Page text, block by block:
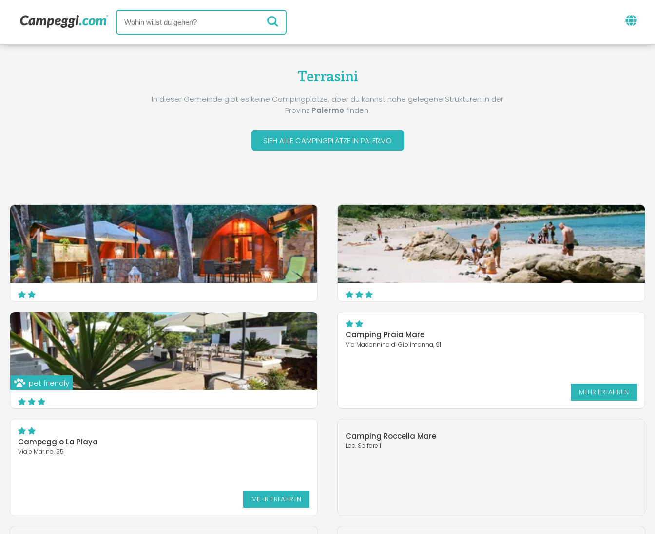
Terrasini
In dieser Gemeinde gibt es keine Campingplätze, aber du kannst nahe gelegene Strukturen in der
Provinz Palermo finden.
SIEH ALLE CAMPINGPLÄTZE IN PALERMO
C.da Ogliastrillo
Cefalù
MEHR ERFAHREN
Cefalù
pet friendly
Pollina
Camping Praia Mare
Via Madonnina di Gibilmanna, 91
MEHR ERFAHREN
Campeggio La Playa
Viale Marino, 55
MEHR ERFAHREN
Camping Roccella Mare
Loc. Solfarelli